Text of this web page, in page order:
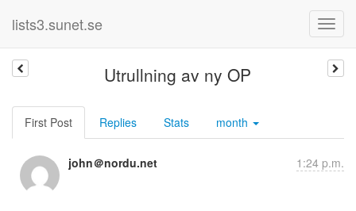
lists3.sunet.se
Utrullning av ny OP
First Post Replies Stats month
john＠nordu.net 1:24 p.m.